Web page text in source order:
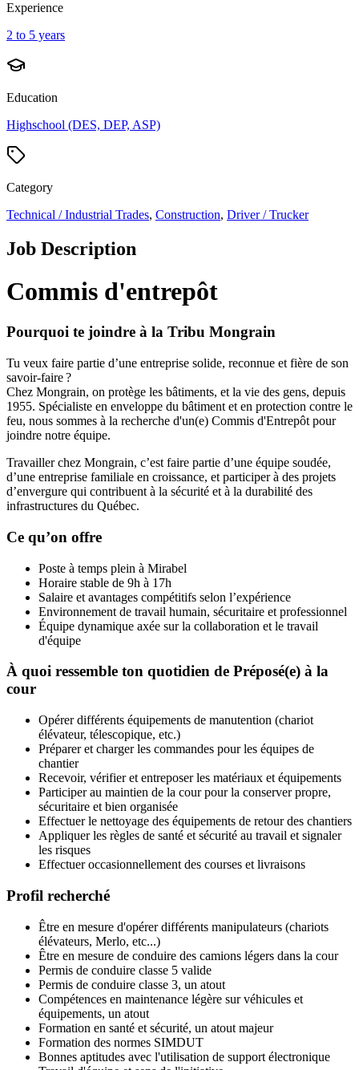
Experience
2 to 5 years
Education
Highschool (DES, DEP, ASP)
Category
Technical / Industrial Trades, Construction, Driver / Trucker
Job Description
Commis d'entrepôt
Pourquoi te joindre à la Tribu Mongrain
Tu veux faire partie d’une entreprise solide, reconnue et fière de son
savoir-faire ?
Chez Mongrain, on protège les bâtiments, et la vie des gens, depuis
1955. Spécialiste en enveloppe du bâtiment et en protection contre le
feu, nous sommes à la recherche d'un(e) Commis d'Entrepôt pour
joindre notre équipe.
Travailler chez Mongrain, c’est faire partie d’une équipe soudée,
d’une entreprise familiale en croissance, et participer à des projets
d’envergure qui contribuent à la sécurité et à la durabilité des
infrastructures du Québec.
Ce qu’on offre
Poste à temps plein à Mirabel
Horaire stable de 9h à 17h
Salaire et avantages compétitifs selon l’expérience
Environnement de travail humain, sécuritaire et professionnel
Équipe dynamique axée sur la collaboration et le travail
d'équipe
À quoi ressemble ton quotidien de Préposé(e) à la
cour
Opérer différents équipements de manutention (chariot
élévateur, télescopique, etc.)
Préparer et charger les commandes pour les équipes de
chantier
Recevoir, vérifier et entreposer les matériaux et équipements
Participer au maintien de la cour pour la conserver propre,
sécuritaire et bien organisée
Effectuer le nettoyage des équipements de retour des chantiers
Appliquer les règles de santé et sécurité au travail et signaler
les risques
Effectuer occasionnellement des courses et livraisons
Profil recherché
Être en mesure d'opérer différents manipulateurs (chariots
élévateurs, Merlo, etc...)
Être en mesure de conduire des camions légers dans la cour
Permis de conduire classe 5 valide
Permis de conduire classe 3, un atout
Compétences en maintenance légère sur véhicules et
équipements, un atout
Formation en santé et sécurité, un atout majeur
Formation des normes SIMDUT
Bonnes aptitudes avec l'utilisation de support électronique